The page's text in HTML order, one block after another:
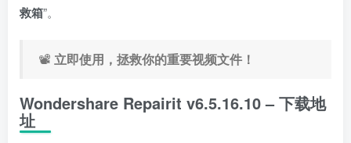
救箱”。
📽️ 立即使用，拯救你的重要视频文件！
Wondershare Repairit v6.5.16.10– 下载地
址